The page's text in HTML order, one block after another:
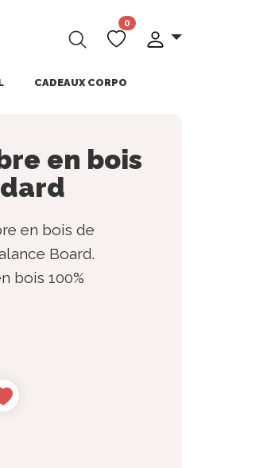
0
CADEAUX CORPO
en bois
en bois de
Board.
bois 100%